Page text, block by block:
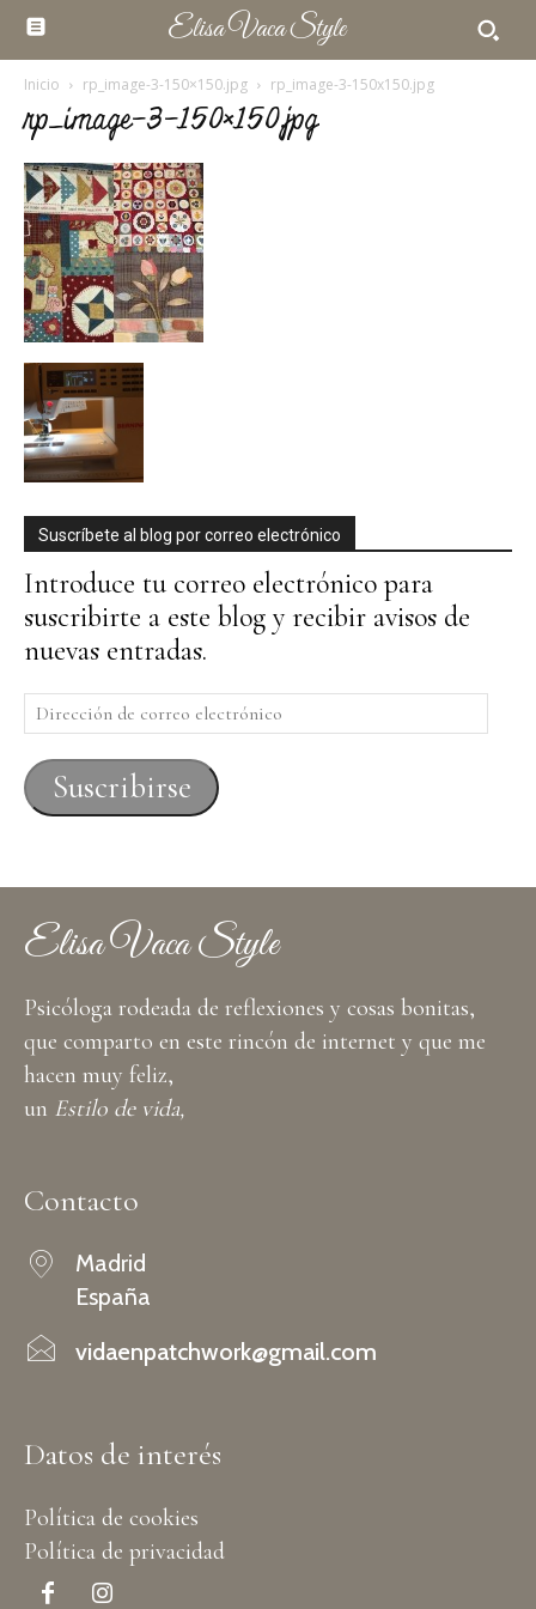
Elisa Vaca Style
Inicio rp_image-3-150×150.jpg rp_image-3-150x150.jpg
rp_image-3-150×150.jpg
Suscríbete al blog por correo electrónico
Introduce tu correo electrónico para
suscribirte a este blog y recibir avisos de
nuevas entradas.
Dirección
de
correo
electrónico
Suscribirse
Elisa Vaca Style
Psicóloga rodeada de reflexiones y cosas bonitas,
que comparto en este rincón de internet y que me
hacen muy feliz,
un Estilo de vida,
Contacto
Madrid
España
vidaenpatchwork@gmail.com
Datos de interés
Política de cookies
Política de privacidad